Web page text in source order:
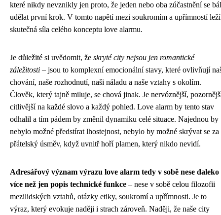
které nikdy nevznikly jen proto, že jeden nebo oba zúčastnění se
udělat první krok. V tomto napětí mezi soukromím a upřímností leží
skutečná síla celého konceptu love alarmu.
Je důležité si uvědomit, že skryté city nejsou jen romantické
záležitosti – jsou to komplexní emocionální stavy, které ovlivňují
chování, naše rozhodnutí, naši náladu a naše vztahy s okolím.
Člověk, který tajně miluje, se chová jinak. Je nervóznější,
citlivější na každé slovo a každý pohled. Love alarm by tento stav
odhalil a tím pádem by změnil dynamiku celé situace. Najednou by
nebylo možné předstírat lhostejnost, nebylo by možné skrývat se za
přátelský úsměv, když uvnitř hoří plamen, který nikdo nevidí.
Adresářový význam výrazu love alarm tedy v sobě nese daleko
více než jen popis technické funkce – nese v sobě celou filozofii
mezilidských vztahů, otázky etiky, soukromí a upřímnosti. Je to
výraz, který evokuje naději i strach zároveň. Naději, že naše city